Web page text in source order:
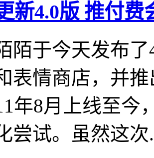
新4.0版 推付
于今天发布了
表情商店，并
年8月上线至今
尝试。虽然这次